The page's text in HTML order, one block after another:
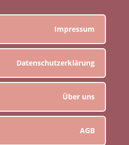
Impressum
Datenschutzerklärung
Über uns
AGB